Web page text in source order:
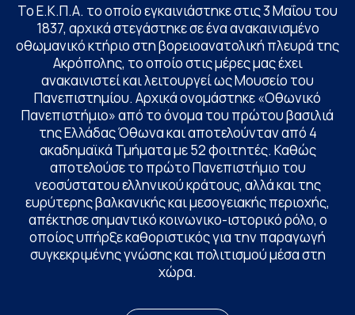
Το Ε.Κ.Π.Α. το οποίο εγκαινιάστηκε στις 3 Μαΐου του
1837, αρχικά στεγάστηκε σε ένα ανακαινισμένο
οθωμανικό κτήριο στη βορειοανατολική πλευρά της
Ακρόπολης, το οποίο στις μέρες μας έχει
ανακαινιστεί και λειτουργεί ως Μουσείο του
Πανεπιστημίου. Αρχικά ονομάστηκε «Οθωνικό
Πανεπιστήμιο» από το όνομα του πρώτου βασιλιά
της Ελλάδας Όθωνα και αποτελούνταν από 4
ακαδημαϊκά Τμήματα με 52 φοιτητές. Καθώς
αποτελούσε το πρώτο Πανεπιστήμιο του
νεοσύστατου ελληνικού κράτους, αλλά και της
ευρύτερης βαλκανικής και μεσογειακής περιοχής,
απέκτησε σημαντικό κοινωνικο-ιστορικό ρόλο, ο
οποίος υπήρξε καθοριστικός για την παραγωγή
συγκεκριμένης γνώσης και πολιτισμού μέσα στη
χώρα.